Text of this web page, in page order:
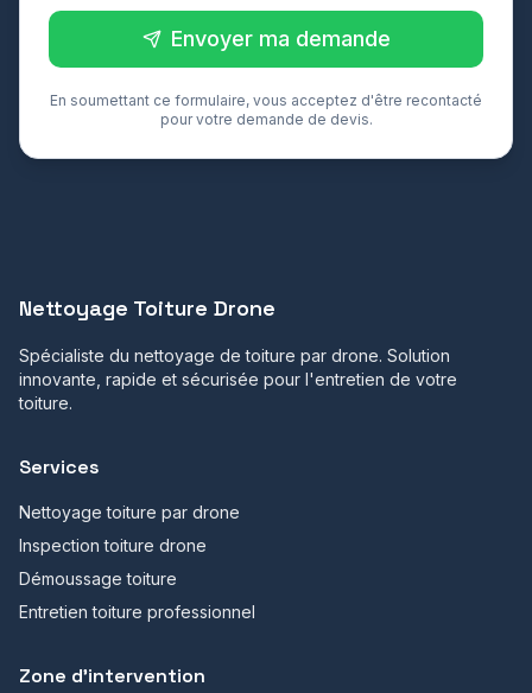
Envoyer ma demande
En soumettant ce formulaire, vous acceptez d'être recontacté
pour votre demande de devis.
Nettoyage Toiture Drone
Spécialiste du nettoyage de toiture par drone. Solution
innovante, rapide et sécurisée pour l'entretien de votre
toiture.
Services
Nettoyage toiture par drone
Inspection toiture drone
Démoussage toiture
Entretien toiture professionnel
Zone d'intervention